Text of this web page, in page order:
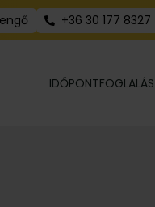
+36 30 177 8327
IDŐPONTFOGLALÁS